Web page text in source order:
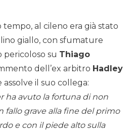
al cileno era già stato
giallo, con sfumature
pericoloso su Thiago
dell’ex arbitro Hadley
assolve il suo collega:
ha avuto la fortuna di non
fallo grave alla fine del primo
e con il piede alto sulla